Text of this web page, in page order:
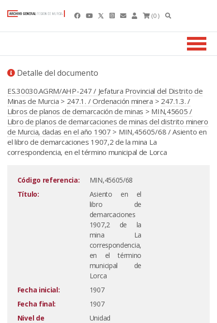
(0 )
Detalle del documento
ES.30030.AGRM/AHP-247 / Jefatura Provincial del Distrito de
Minas de Murcia > 247.1. / Ordenación minera > 247.1.3. /
Libros de planos de demarcación de minas > MIN,45605 /
Libro de planos de demarcaciones de minas del distrito minero
de Murcia, dadas en el año 1907 > MIN,45605/68 / Asiento en
el libro de demarcaciones 1907,2 de la mina La
correspondencia, en el término municipal de Lorca
Código referencia:
MIN,45605/68
Título:
Asiento en el
libro de
demarcaciones
1907,2 de la
mina La
correspondencia,
en el término
municipal de
Lorca
Fecha inicial:
1907
Fecha final:
1907
Nivel de
Unidad